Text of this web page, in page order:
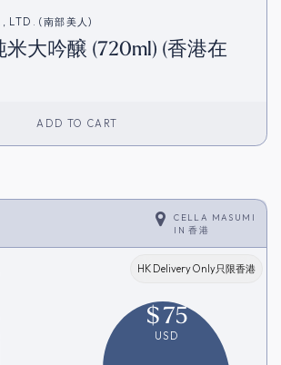
LTD. (南部美人)
大吟醸 (720ml) (香港在
ADD TO CART
CELLA MASUMI
IN香港
HK Delivery Only只限香港
$75
USD